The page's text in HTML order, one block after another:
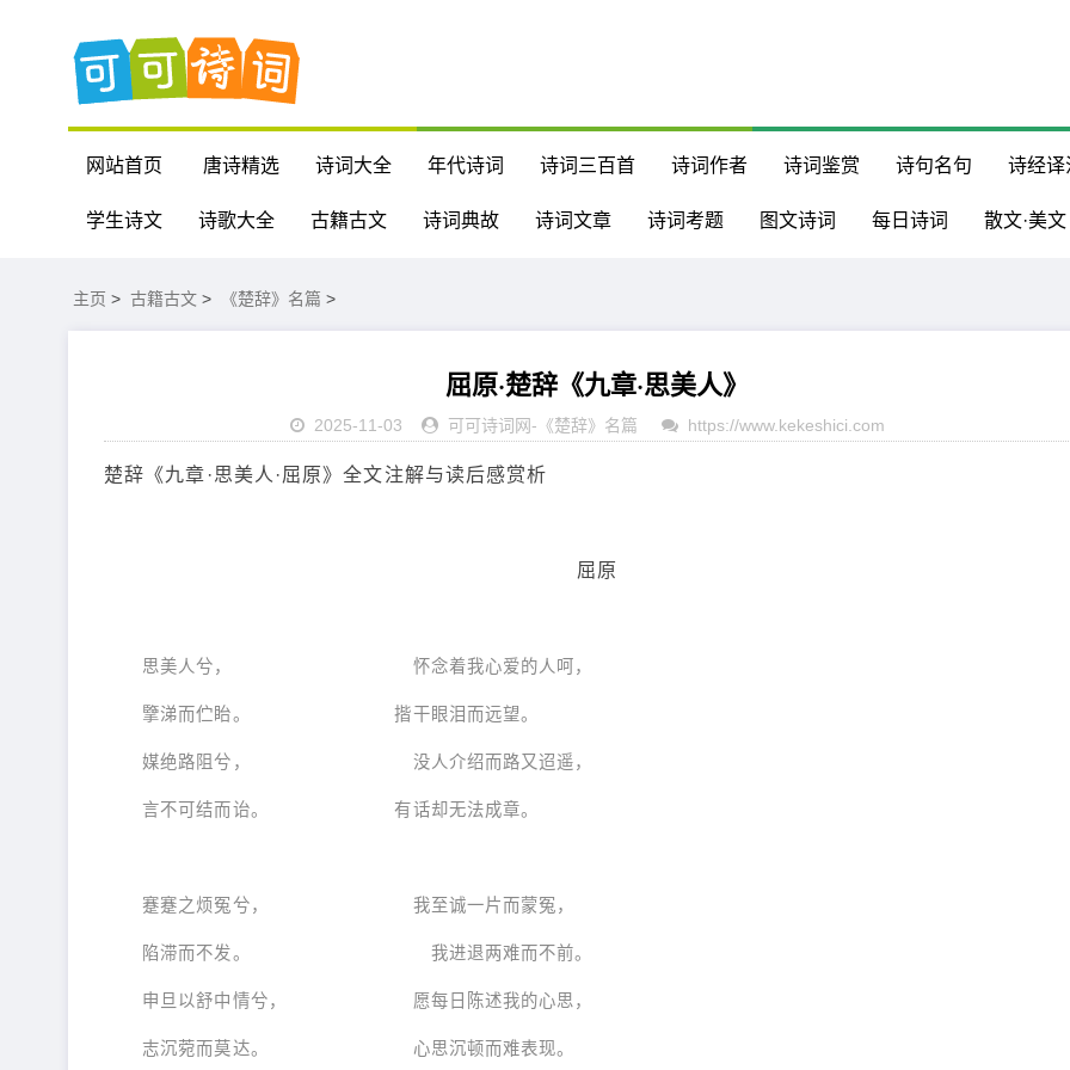
网站首页 唐诗精选 诗词大全 年代诗词 诗词三百首 诗词作者 诗词鉴赏 诗句名句 诗经译
学生诗文 诗歌大全 古籍古文 诗词典故 诗词文章 诗词考题 图文诗词 每日诗词 散文·美文
主页 > 古籍古文 > 《楚辞》名篇 >
屈原·楚辞《九章·思美人》
2025-11-03 可可诗词网- 《楚辞》名篇 https://www.kekeshici.com
楚辞《九章·思美人·屈原》全文注解与读后感赏析
屈原
思美人兮， 怀念着我心爱的人呵，
擥涕而伫眙。 揩干眼泪而远望。
媒绝路阻兮， 没人介绍而路又迢遥，
言不可结而诒。 有话却无法成章。
蹇蹇之烦冤兮， 我至诚一片而蒙冤，
陷滞而不发。 我进退两难而不前。
申旦以舒中情兮， 愿每日陈述我的心思，
志沉菀而莫达。 心思沉顿而难表现。